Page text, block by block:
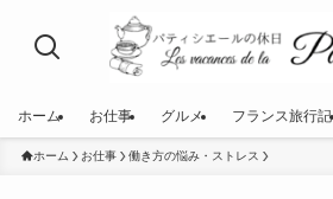
ホーム お仕事 グルメ フランス旅行記
ホーム お仕事 働き方の悩み・ストレス